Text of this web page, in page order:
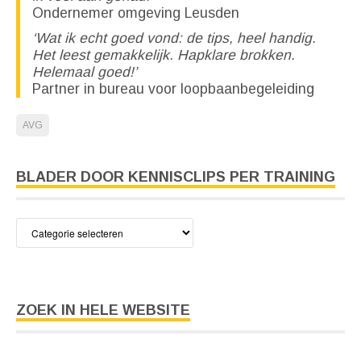
Ondernemer omgeving Leusden
‘Wat ik echt goed vond: de tips, heel handig.
Het leest gemakkelijk. Hapklare brokken.
Helemaal goed!’
Partner in bureau voor loopbaanbegeleiding
AVG
BLADER DOOR KENNISCLIPS PER TRAINING
door
ZOEK IN HELE WEBSITE